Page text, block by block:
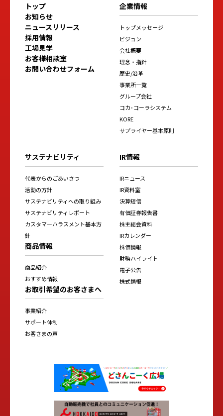
トップ
お知らせ
ニュースリリース
採用情報
工場見学
お客様相談室
お問い合わせフォーム
企業情報
トップメッセージ
ビジョン
会社概要
理念・指針
歴史/沿革
事業所一覧
グループ会社
コカ･コーラシステム
KORE
サプライヤー基本原則
サステナビリティ
代表からのごあいさつ
活動の方針
サステナビリティへの取り組み
サステナビリティレポート
カスタマーハラスメント基本方
針
商品情報
商品紹介
おすすめ情報
お取引希望のお客さまへ
事業紹介
サポート体制
お客さまの声
IR情報
IRニュース
IR資料室
決算短信
有価証券報告書
株主総会資料
IRカレンダー
株価情報
財務ハイライト
電子公告
株式情報